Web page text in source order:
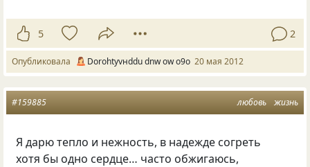
5 2
Опубликовала Dorohtyvнddu dnw оw о9о 20 мая 2012
любовь жизнь
#159885
Я дарю тепло и нежность, в надежде согреть
хотя бы одно сердце… часто обжигаюсь,